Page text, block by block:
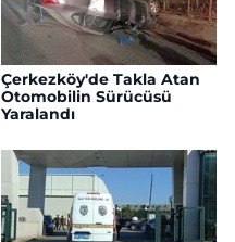
Çerkezköy'de Takla Atan
Otomobilin Sürücüsü
Yaralandı